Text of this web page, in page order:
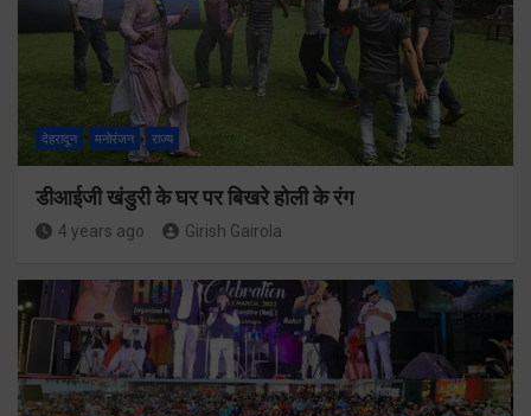
देहरादून मनोरंजन राज्य
डीआईजी खंडुरी के घर पर बिखरे होली के रंग
4 years ago Girish Gairola